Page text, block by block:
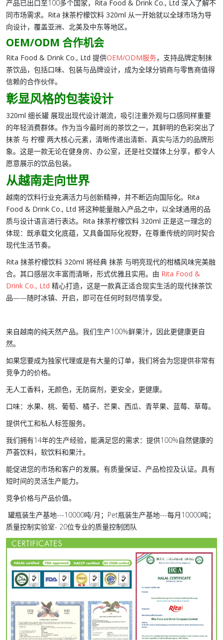
产品已出口至100多个国家， Rita Food & Drink Co., Ltd 深入了解不
同市场需求。 Rita 抹茶柠檬饮料 320ml 从一开始就以全球市场为导
向设计，覆盖亚洲、北美及中东等地区。
OEM/ODM 合作机会
Rita Food & Drink Co., Ltd 提供OEM/ODM服务，支持品牌定制抹
茶饮品，包括口味、包装与品牌设计，成为全球分销商与零售商值得
信赖的合作伙伴。
彰显风格的包装设计
320ml 细长罐 展现出现代设计潮流，吸引注重外观与口感同样重要
的年轻消费群体。作为当今最时尚的茶饮之一，其鲜明的色彩突出了
抹茶 与 柠檬 两大核心元素，清晰传递出清新、真实与活力的品牌形
象。这是一款无论在健身房、办公室，还是社交媒体上分享，都令人
愿意展示的饮品包装。
从越南走向世界
越南的饮料行业充满活力与创新精神，并不断迈向国际化。 Rita
Food & Drink Co., Ltd 将这种能量融入产品之中，以全球通用的品
质与设计语言进行表达。 Rita 抹茶柠檬饮料 320ml 正是这一理念的
体现：既承载文化底蕴，又具备国际化视野，在尊重传统的同时契合
现代生活节奏。
Rita 抹茶柠檬饮料 320ml 将经典 抹茶 与明亮现代的柑橘风味完美融
合。其口感层次丰富而清晰，形式优雅且实用。由 Rita Food &
Drink Co., Ltd 精心打造，这是一款真正适合现实生活的现代抹茶饮
品——随时冰镇、开启，即可在任何时刻尽情享受。
来自越南的纯天然产品。我们生产100%鲜果汁，因此更健康更自
然。
如果您要成为独家代理或是有大量的订单，我们将会为您提供非常有
竞争力的价格。
无人工香料，无颜色，无防腐剂，更安全，更健康。
口味：水果、桃、葡萄、橘子、芒果、西瓜、青苹果、蓝莓、草莓。
提供代工和私人标签服务。
我们拥有14年的生产经验，能满足您的需求：提供100%自然健康的
芦荟饮料，软饮料和果汁。
能促进您的市场和客户的发展。有质量保证、产品检控及认证。具有
短时间的灵活生产能力。
竞争价格与产品价值。
罐瓶装生产基地---10000吨/月；Pet瓶装生产基地---每月10000吨；
质量控制实验室- 20位专业的质量控制团队